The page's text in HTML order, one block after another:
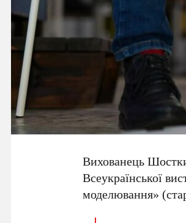
Вихованець
Всеукраїнської
моделювання»